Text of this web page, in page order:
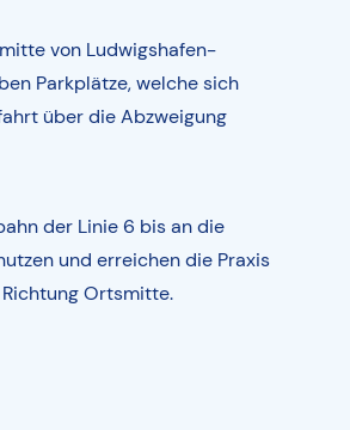
von Ludwigshafen-
Parkplätze, welche sich
über die Abzweigung
der Linie 6 bis an die
und erreichen die Praxis
Ortsmitte.